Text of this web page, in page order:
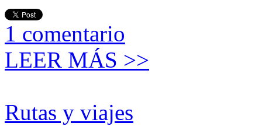
1 comentario
LEER MÁS >>
Rutas y viajes